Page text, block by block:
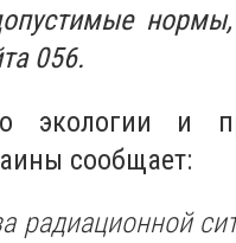
нормы,
056.
экологии и
сообщает:
радиационной